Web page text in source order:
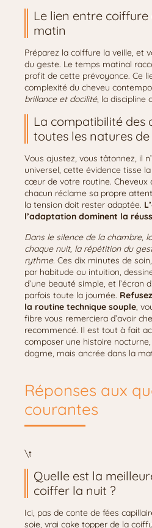
Le lien entre coiffure
matin
Préparez la coiffure la veille, et
du geste. Le temps matinal
profit de cette prévoyance. Ce
complexité du cheveu
brillance et docilité, la discipline
La compatibilité des
toutes les natures de
Vous ajustez, vous tâtonnez, il
universel, cette évidence tisse
cœur de votre routine. Cheveux
chacun réclame sa propre
la tension doit rester adaptée.
l’adaptation dominent la
Dans le silence de la chambre,
chaque nuit, la répétition du
rythme. Ces dix minutes de
par habitude ou intuition,
d’une beauté simple, et l’écran
parfois toute la journée.
la routine technique souple,
fibre vous remerciera d’avoir
recommencé. Il est tout à fait
composer une histoire
dogme, mais ancrée dans la
Réponses aux
courantes
\t
Quelle est la
coiffer la nuit ?
Ici, pas de conte de fées
soie, vrai cake topper de la